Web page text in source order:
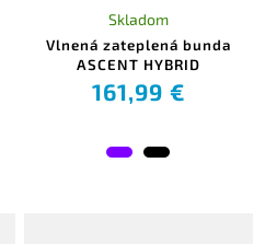
Vlnená zateplená bunda
ASCENT HYBRID
Skladom
161,99 €